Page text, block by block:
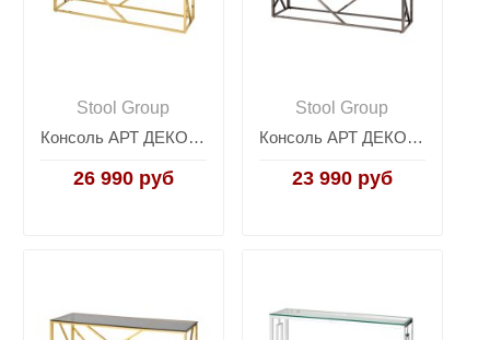
Stool Group
Консоль АРТ ДЕКО 115*30 золото стекло smoke
26 990 руб
Stool Group
Консоль АРТ ДЕКО 115*30 стекло smoke сталь тёмный хром
23 990 руб